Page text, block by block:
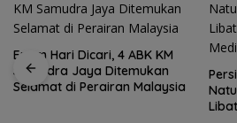
Enam Hari Dicari, 4 ABK KM
Samudra Jaya Ditemukan
Selamat di Perairan Malaysia